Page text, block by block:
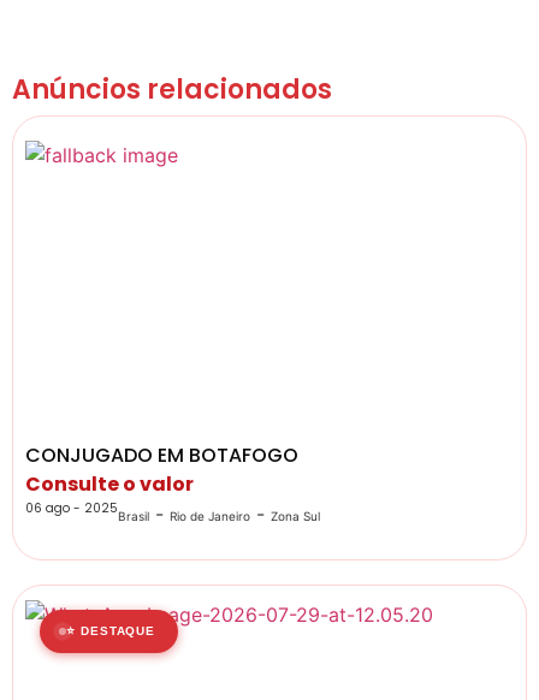
Anúncios relacionados
CONJUGADO EM BOTAFOGO
Consulte o valor
06 ago - 2025Brasil - Rio de Janeiro - Zona Sul
⭐ DESTAQUE